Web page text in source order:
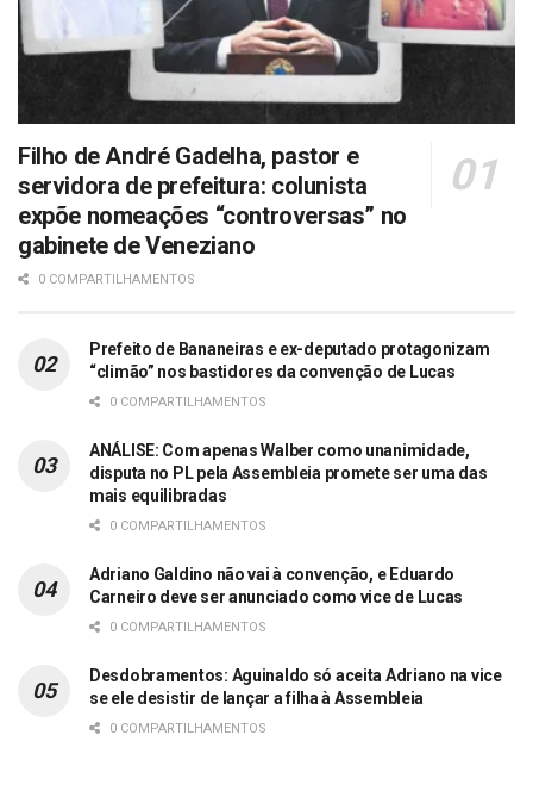
Filho de André Gadelha, pastor e
servidora de prefeitura: colunista
expõe nomeações “controversas” no
gabinete de Veneziano
0 COMPARTILHAMENTOS
Prefeito de Bananeiras e ex-deputado protagonizam
“climão” nos bastidores da convenção de Lucas
0 COMPARTILHAMENTOS
ANÁLISE: Com apenas Walber como unanimidade,
disputa no PL pela Assembleia promete ser uma das
mais equilibradas
0 COMPARTILHAMENTOS
Adriano Galdino não vai à convenção, e Eduardo
Carneiro deve ser anunciado como vice de Lucas
0 COMPARTILHAMENTOS
Desdobramentos: Aguinaldo só aceita Adriano na vice
se ele desistir de lançar a filha à Assembleia
0 COMPARTILHAMENTOS